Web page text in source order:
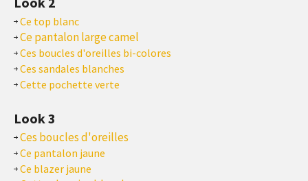
Ce top blanc
Ce pantalon large camel
Ces boucles d'oreilles bi-colores
Ces sandales blanches
Cette pochette verte
Look 3
Ces boucles d'oreilles
Ce pantalon jaune
Ce blazer jaune